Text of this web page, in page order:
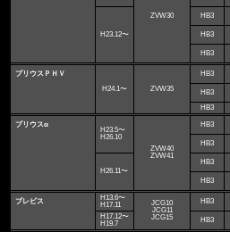
ZVW30
H23.12〜
HB3
HB3
HB3
プリウスＰＨＶ
H24.1〜
ZVW35
HB3
HB3
HB3
プリウスα
H23.5〜
H26.10
ZVW40
ZVW41
HB3
HB3
H26.11〜
HB3
HB3
ブレビス
H13.6〜
H17.11
JCG10
JCG11
JCG15
HB3
H17.12〜
H19.7
HB3